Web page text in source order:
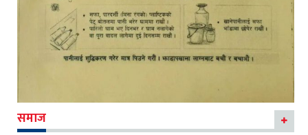
समाज